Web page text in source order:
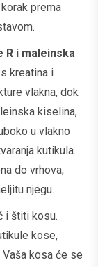
prema
R i maleinska
kreatina i
vlakna, dok
kiselina,
u vlakno
kutikula.
do vrhova,
njegu.
i štiti kosu.
kose,
kosa će se